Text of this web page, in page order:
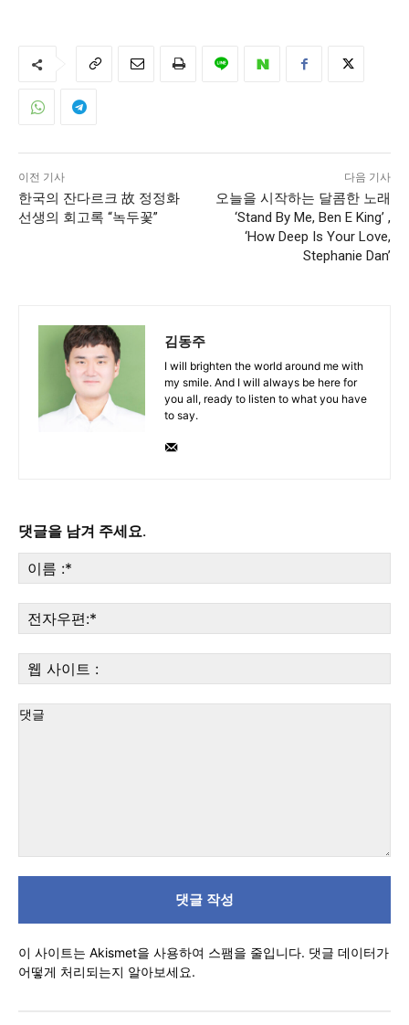
이전 기사
한국의 잔다르크 故 정정화
선생의 회고록 “녹두꽃”
다음 기사
오늘을 시작하는 달콤한 노래
‘Stand By Me, Ben E King’ ,
‘How Deep Is Your Love,
Stephanie Dan’
김동주
I will brighten the world around me with
my smile. And I will always be here for
you all, ready to listen to what you have
to say.
댓글을 남겨 주세요.
름
:*
자
우
사
이
이 사이트는 Akismet을 사용하여 스팸을 줄입니다. 댓글 데이터가
어떻게 처리되는지 알아보세요.